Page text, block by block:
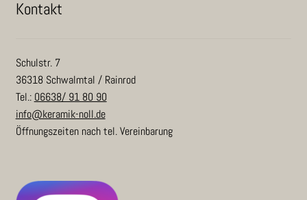
Kon­takt
Schulstr. 7
36318 Schwalmtal / Rainrod
Tel.: 06638/ 91 80 90
info@keramik-noll.de
Öffnungszeiten nach tel. Vereinbarung